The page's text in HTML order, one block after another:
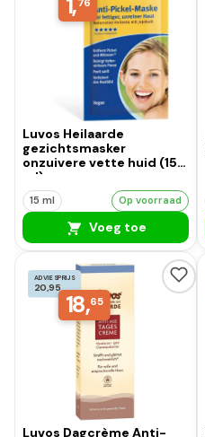
1,76
Luvos Heilaarde
gezichtsmasker
onzuivere vette huid (15
ml)
15 ml Op voorraad
Voeg toe
ADVIESPRIJS
20,95
18,65
Luvos Dagcrème Anti-